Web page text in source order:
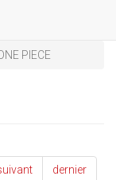
PIECE
dernier